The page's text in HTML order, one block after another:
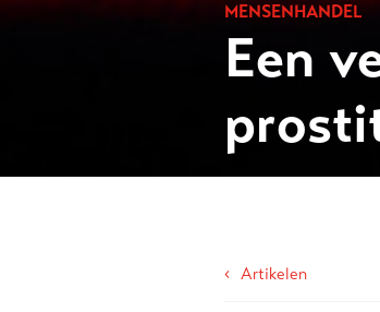
MENSENHANDEL
Een
‹ Artikelen